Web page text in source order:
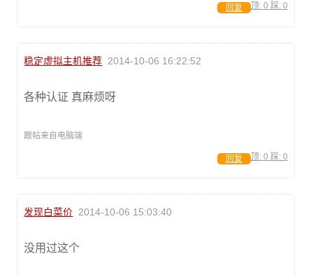
顶: 0 踩: 0
回复
稳定虚拟主机推荐 2014-10-06 16:22:52
各种认证 真麻烦呀
跟帖来自电脑端
顶: 0 踩: 0
回复
发现白菜价 2014-10-06 15:03:40
没用过这个